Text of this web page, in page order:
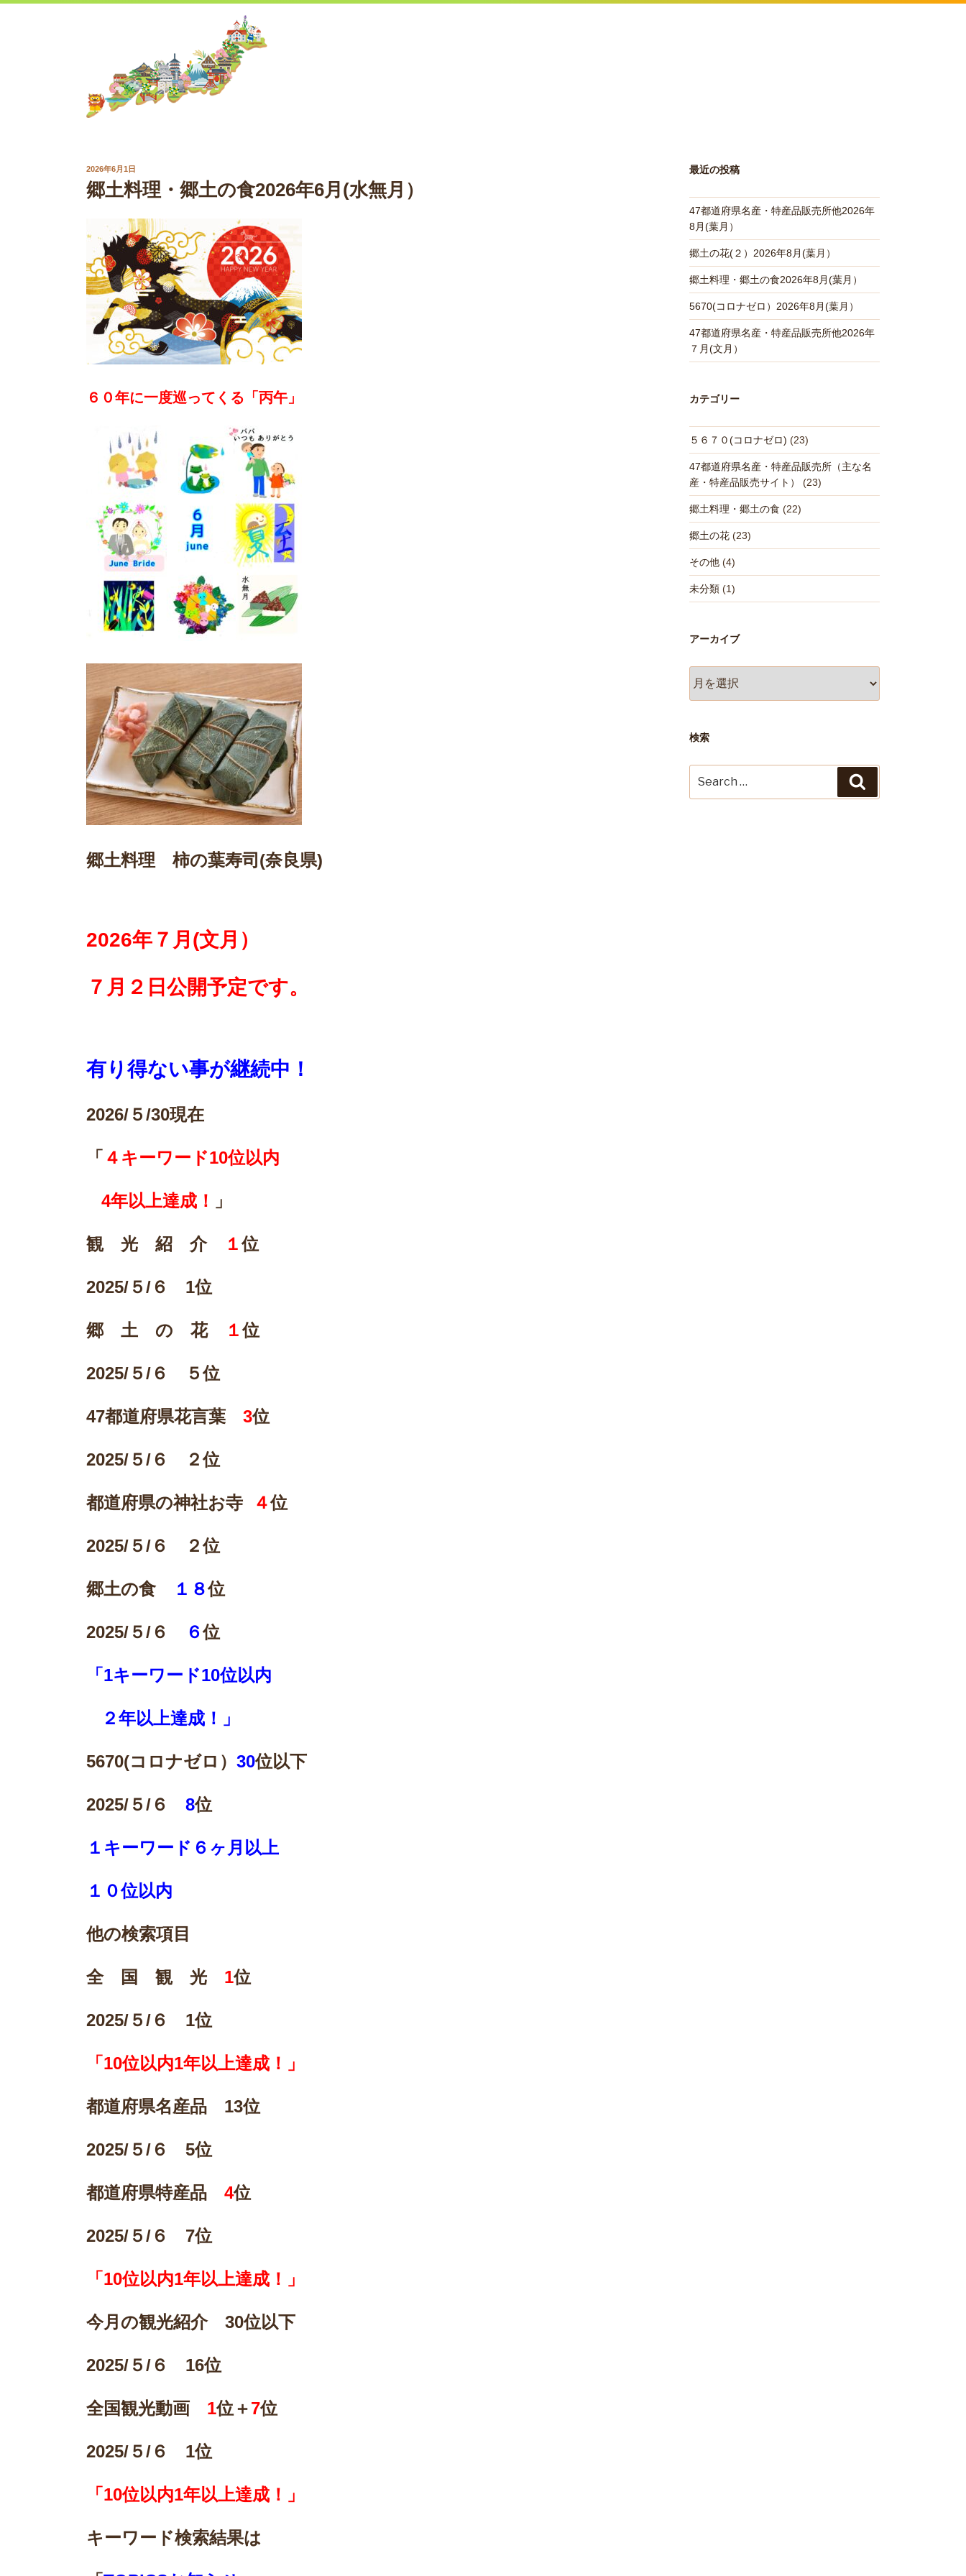
Skip
POSTED
ON
2026年6月1日
郷土料理・郷土の食2026年6月(水無月）
６０年に一度巡ってくる「丙午」
郷土料理 柿の葉寿司(奈良県)
2026年７月(文月）
７月２日公開予定です。
有り得ない事が継続中！
2026/ ５/30現在
「 ４キーワード10位以内
4年以上達成！ 」
観 光 紹 介 １位
2025/ ５/６ 1位
郷 土 の 花 １位
2025/ ５/６ ５位
47都道府県花言葉 3位
2025/ ５/６ ２位
都道府県の神社お寺 ４位
2025/ ５/６ ２位
郷土の食 １８位
2025/ ５/６ ６位
「1キーワード10位以内
２年以上達成！」
5670(コロナゼロ） 30位以下
2025/ ５/６ 8位
１キーワード６ヶ月以上
１０位以内
他の検索項目
全 国 観 光 1位
2025/ ５/６ 1位
「10位以内1年以上達成！」
都道府県名産品 13位
2025/ ５/６ 5位
都道府県特産品 4位
2025/ ５/６ 7位
「10位以内1年以上達成！」
今月の観光紹介 30位以下
2025/ ５/６ 16位
全国観光動画 1位＋7位
2025/ ５/６ 1位
「10位以内1年以上達成！」
キーワード検索結果は
最近の投稿
47都道府県名産・特産品販売所他2026年
8月(葉月）
郷土の花(２）2026年8月(葉月）
郷土料理・郷土の食2026年8月(葉月）
5670(コロナゼロ）2026年8月(葉月）
47都道府県名産・特産品販売所他2026年
７月(文月）
カテゴリー
５６７０(コロナゼロ) (23)
47都道府県名産・特産品販売所（主な名
産・特産品販売サイト）
(23)
郷土料理・郷土の食 (22)
郷土の花 (23)
その他 (4)
未分類 (1)
アーカイブ
ー
ブ
検索
for: